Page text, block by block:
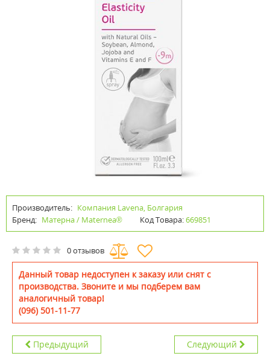
Производитель: Компания Lavena, Болгария
Бренд: Матерна / Maternea® Код Товара:669851
0 отзывов
Данный товар недоступен к заказу или снят с
производства. Звоните и мы подберем вам
аналогичный товар!
(096) 501-11-77
Предыдущий Следующий